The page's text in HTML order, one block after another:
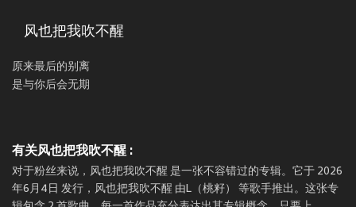
风也把我吹不醒
原来最后的别离
是与你后会无期
有关风也把我吹不醒 :
对于粉丝来说，风也把我吹不醒 是一张不容错过的专辑。它于 2026
年6月4日 发行，风也把我吹不醒 由L（桃籽） 等歌手推出。这张专